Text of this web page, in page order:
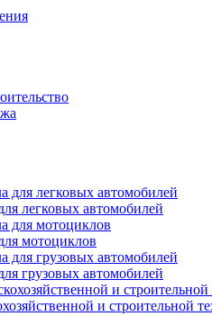
легковых автомобилей
мотоциклов
грузовых автомобилей
и строительной